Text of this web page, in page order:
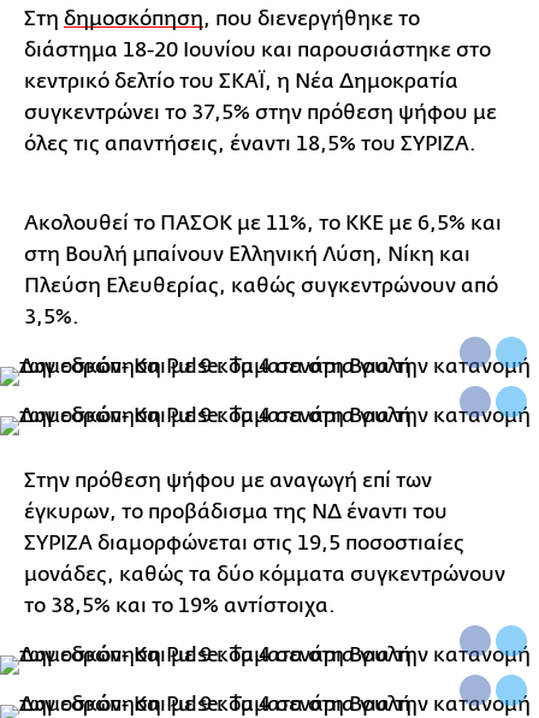
Στη δημοσκόπηση, που διενεργήθηκε το
διάστημα 18-20 Ιουνίου και παρουσιάστηκε στο
κεντρικό δελτίο του ΣΚΑΪ, η Νέα Δημοκρατία
συγκεντρώνει το 37,5% στην πρόθεση ψήφου με
όλες τις απαντήσεις, έναντι 18,5% του ΣΥΡΙΖΑ.
Ακολουθεί το ΠΑΣΟΚ με 11%, το ΚΚΕ με 6,5% και
στη Βουλή μπαίνουν Ελληνική Λύση, Νίκη και
Πλεύση Ελευθερίας, καθώς συγκεντρώνουν από
3,5%.
Στην πρόθεση ψήφου με αναγωγή επί των
έγκυρων, το προβάδισμα της ΝΔ έναντι του
ΣΥΡΙΖΑ διαμορφώνεται στις 19,5 ποσοστιαίες
μονάδες, καθώς τα δύο κόμματα συγκεντρώνουν
το 38,5% και το 19% αντίστοιχα.